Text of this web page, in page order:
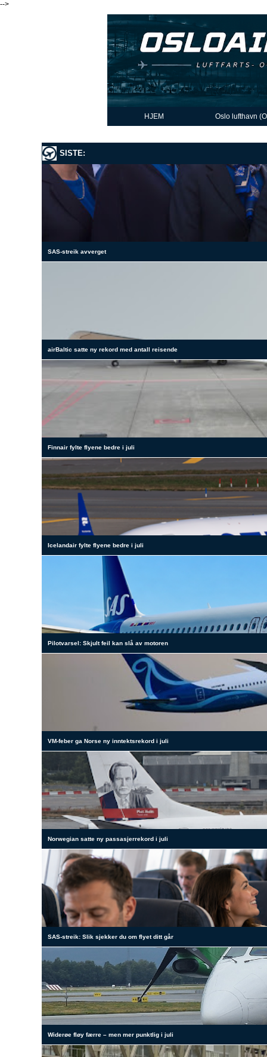
-->
HJEM Oslo lufthavn
SISTE:
SAS-streik avverget
airBaltic satte ny rekord med antall reisende
Finnair fylte flyene bedre i juli
Icelandair fylte flyene bedre i juli
Pilotvarsel: Skjult feil kan slå av motoren
VM-feber ga Norse ny inntektsrekord i juli
Norwegian satte ny passasjerrekord i juli
SAS-streik: Slik sjekker du om flyet ditt går
Widerøe fløy færre – men mer punktlig i juli